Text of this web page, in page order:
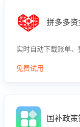
拼多多资
实时自动下载账单
免费试用
国补政